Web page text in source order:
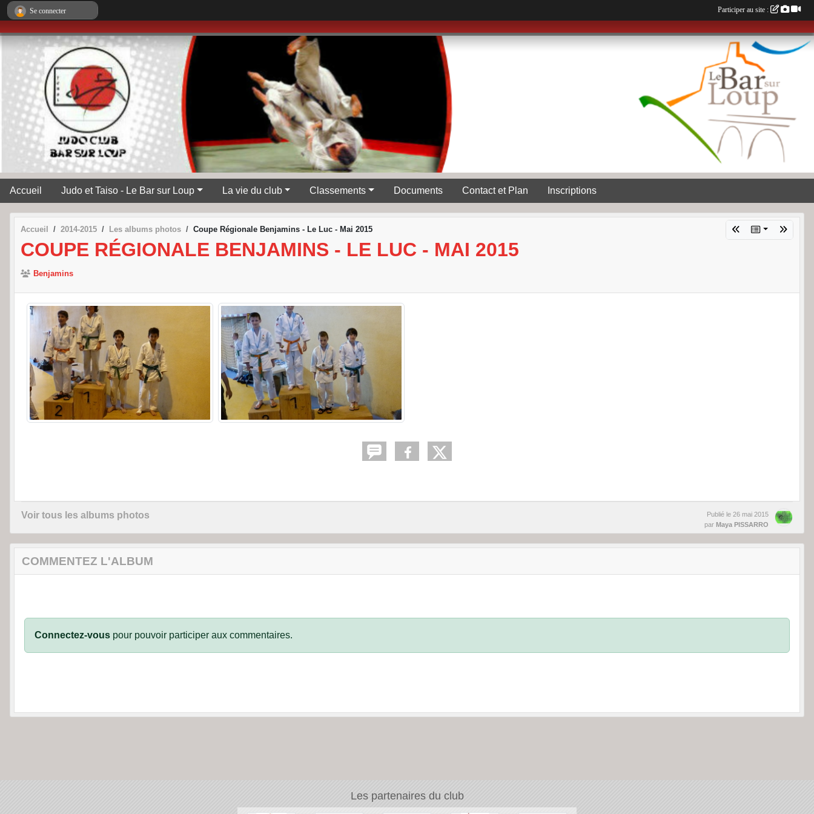
Accueil Judo et Taiso - Le Bar sur Loup La vie du club Classements Documents Contact et Plan Inscriptions
Accueil 2014-2015 Les albums photos Coupe Régionale Benjamins - Le Luc - Mai 2015
COUPE RÉGIONALE BENJAMINS - LE LUC - MAI 2015
Benjamins
Voir tous les albums photos Publié le 26 mai 2015
par Maya PISSARRO
COMMENTEZ L'ALBUM
Connectez-vous pour pouvoir participer aux commentaires.
Les partenaires du club
Se connecter Participer au site :
Panneau de gestion des cookies